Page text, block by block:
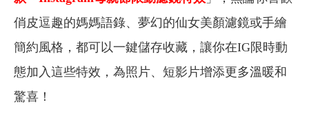
俏皮逗趣的媽媽語錄、夢幻的仙女美顏濾鏡或手繪
簡約風格，都可以一鍵儲存收藏，讓你在IG限時動
態加入這些特效，為照片、短影片增添更多溫暖和
驚喜！